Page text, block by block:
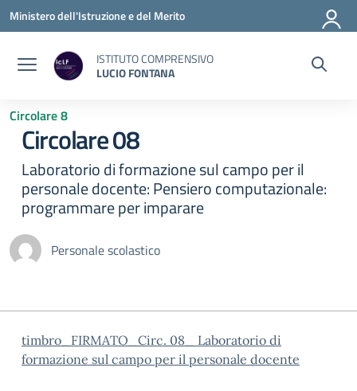
Vai ai contenuti
Vai al menu di navigazione
Vai al footer
Ministero dell'Istruzione e del Merito
ISTITUTO COMPRENSIVO
LUCIO FONTANA
Circolare 8
Circolare 08
Laboratorio di formazione sul campo per il
personale docente: Pensiero computazionale:
programmare per imparare
Personale scolastico
timbro_FIRMATO_Circ. 08_ Laboratorio di
formazione sul campo per il personale docente